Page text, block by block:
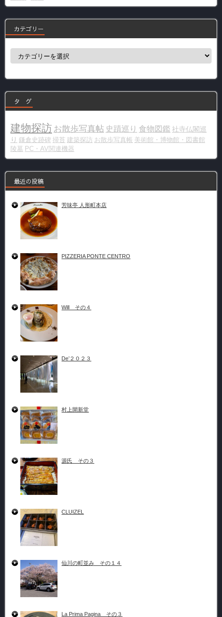
カテゴリー
カ
ー
タ グ
建物探訪 お散歩写真帖 史蹟巡り 食物図鑑 社寺仏閣巡
り 鎌倉史跡碑 掃苔 建築探訪 お散歩写真帳 美術館・博物館・図書館
陵墓 PC・AV関連機器
最近の投稿
芳味亭 人形町本店
PIZZERIA PONTE CENTRO
Will その４
De’２０２３
村上開新堂
源氏 その３
CLUIZEL
仙川の町並み その１４
La Prima Pagina その３